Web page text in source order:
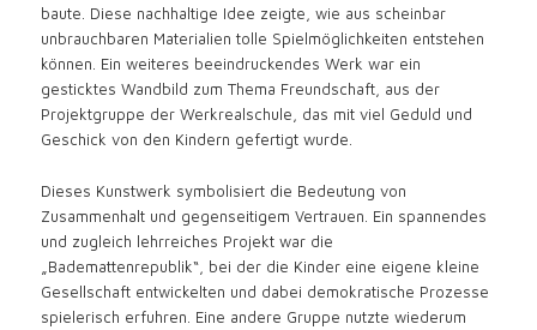
baute. Diese nachhaltige Idee zeigte, wie aus scheinbar
unbrauchbaren Materialien tolle Spielmöglichkeiten entstehen
können. Ein weiteres beeindruckendes Werk war ein
gesticktes Wandbild zum Thema Freundschaft, aus der
Projektgruppe der Werkrealschule, das mit viel Geduld und
Geschick von den Kindern gefertigt wurde.
Dieses Kunstwerk symbolisiert die Bedeutung von
Zusammenhalt und gegenseitigem Vertrauen. Ein spannendes
und zugleich lehrreiches Projekt war die
„Bademattenrepublik“, bei der die Kinder eine eigene kleine
Gesellschaft entwickelten und dabei demokratische Prozesse
spielerisch erfuhren. Eine andere Gruppe nutzte wiederum